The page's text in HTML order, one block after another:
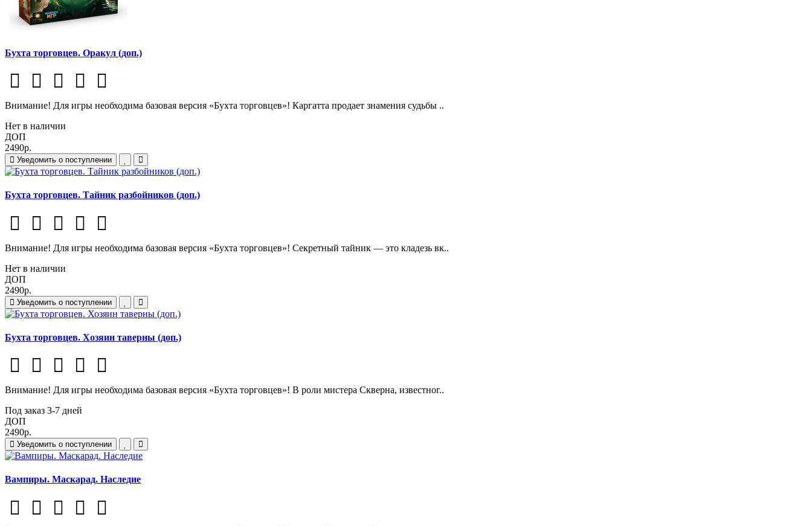
Бухта торговцев. Оракул (доп.)
Внимание! Для игры необходима базовая версия «Бухта торговцев»! Каргатта продает знамения судьбы ..
Нет в наличии
ДОП
2490р.
Уведомить о поступлении
Бухта торговцев. Тайник разбойников (доп.)
Внимание! Для игры необходима базовая версия «Бухта торговцев»! Секретный тайник — это кладезь вк..
Нет в наличии
ДОП
2490р.
Уведомить о поступлении
Бухта торговцев. Хозяин таверны (доп.)
Внимание! Для игры необходима базовая версия «Бухта торговцев»! В роли мистера Скверна, известног..
Под заказ 3-7 дней
ДОП
2490р.
Уведомить о поступлении
Вампиры. Маскарад. Наследие